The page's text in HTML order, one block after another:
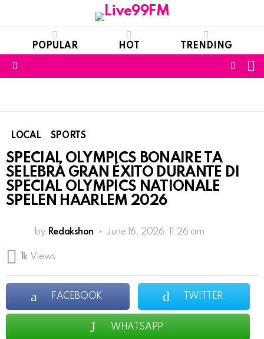
POPULAR HOT TRENDING
LOCAL SPORTS
SPECIAL OLYMPICS BONAIRE TA
SELEBRÁ GRAN ÉXITO DURANTE DI
SPECIAL OLYMPICS NATIONALE
SPELEN HAARLEM 2026
by Redakshon June 16, 2026, 11:26 am
1k Views
FACEBOOK TWITTER
WHATSAPP